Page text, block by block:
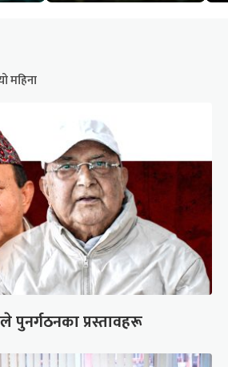
महिना
पुनर्गठनका प्रस्तावहरू